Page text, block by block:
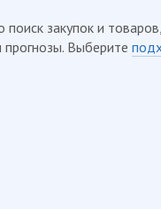
закупок и
Выберите